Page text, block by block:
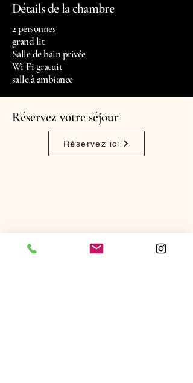
Détails de la chambre
2 personnes
grand lit
Salle de bain privée
Wi-Fi gratuit
salle à ambiance
Réservez votre séjour
Réservez ici